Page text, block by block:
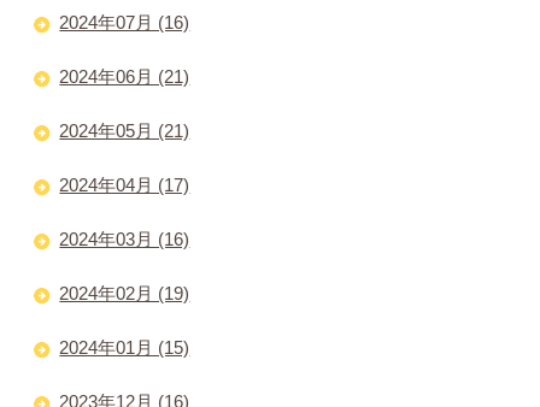
2024年07月 (16)
2024年06月 (21)
2024年05月 (21)
2024年04月 (17)
2024年03月 (16)
2024年02月 (19)
2024年01月 (15)
2023年12月 (16)